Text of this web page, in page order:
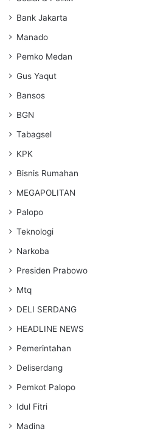
Bank Jakarta
Manado
Pemko Medan
Gus Yaqut
Bansos
BGN
Tabagsel
KPK
Bisnis Rumahan
MEGAPOLITAN
Palopo
Teknologi
Narkoba
Presiden Prabowo
Mtq
DELI SERDANG
HEADLINE NEWS
Pemerintahan
Deliserdang
Pemkot Palopo
Idul Fitri
Madina